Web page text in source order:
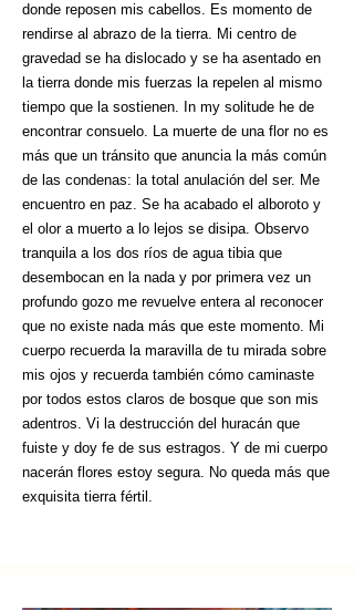
donde reposen mis cabellos. Es momento de
rendirse al abrazo de la tierra. Mi centro de
gravedad se ha dislocado y se ha asentado en
la tierra donde mis fuerzas la repelen al mismo
tiempo que la sostienen. In my solitude he de
encontrar consuelo. La muerte de una flor no es
más que un tránsito que anuncia la más común
de las condenas: la total anulación del ser. Me
encuentro en paz. Se ha acabado el alboroto y
el olor a muerto a lo lejos se disipa. Observo
tranquila a los dos ríos de agua tibia que
desembocan en la nada y por primera vez un
profundo gozo me revuelve entera al reconocer
que no existe nada más que este momento. Mi
cuerpo recuerda la maravilla de tu mirada sobre
mis ojos y recuerda también cómo caminaste
por todos estos claros de bosque que son mis
adentros. Vi la destrucción del huracán que
fuiste y doy fe de sus estragos. Y de mi cuerpo
nacerán flores estoy segura. No queda más que
exquisita tierra fértil.